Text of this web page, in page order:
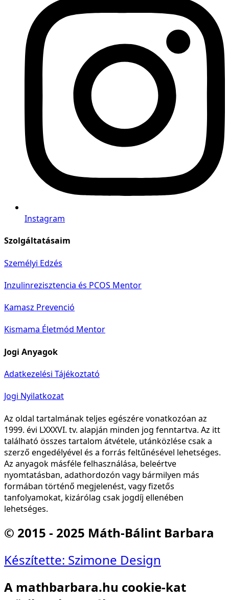
Instagram
Szolgáltatásaim
Személyi Edzés
Inzulinrezisztencia és PCOS Mentor
Kamasz Prevenció
Kismama Életmód Mentor
Jogi Anyagok
Adatkezelési Tájékoztató
Jogi Nyilatkozat
Az oldal tartalmának teljes egészére vonatkozóan az
1999. évi LXXXVI. tv. alapján minden jog fenntartva. Az itt
található összes tartalom átvétele, utánközlése csak a
szerző engedélyével és a forrás feltűnésével lehetséges.
Az anyagok másféle felhasználása, beleértve
nyomtatásban, adathordozón vagy bármilyen más
formában történő megjelenést, vagy fizetős
tanfolyamokat, kizárólag csak jogdíj ellenében
lehetséges.
© 2015 - 2025 Máth-Bálint Barbara
Készítette: Szimone Design
A mathbarbara.hu cookie-kat